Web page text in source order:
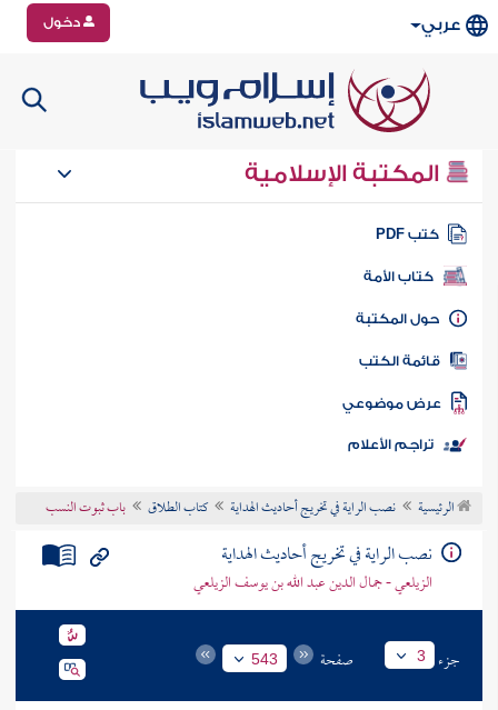
عربي دخول
المكتبة الإسلامية
كتب PDF
كتاب الأمة
المكتبة
الكتب
موضوعي
تراجم الأعلام
الرئيسية نصب الراية في تخريج أحاديث الهداية كتاب الطلاق باب ثبوت النسب
نصب الراية في تخريج أحاديث الهداية
الزيلعي - جمال الدين عبد الله بن يوسف الزيلعي
جزء 3 صفحة 543